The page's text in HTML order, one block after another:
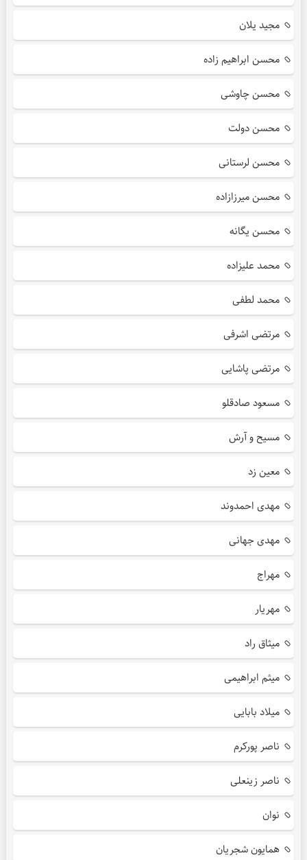
مجید یلان
محسن ابراهیم زاده
محسن چاوشی
محسن دولت
محسن لرستانی
محسن میرزازاده
محسن یگانه
محمد علیزاده
محمد لطفی
مرتضی اشرفی
مرتضی پاشایی
مسعود صادقلو
مسیح و آرش
معین زد
مهدی احمدوند
مهدی جهانی
مهراج
مهریار
میثاق راد
میثم ابراهیمی
میلاد بابایی
ناصر پورکرم
ناصر زینعلی
نوان
همایون شجریان